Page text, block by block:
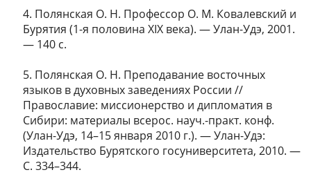
4. Полянская О. Н. Профессор О. М. Ковалевский и
Бурятия (1-я половина XIX века). ― Улан-Удэ, 2001.
― 140 с.
5. Полянская О. Н. Преподавание восточных
языков в духовных заведениях России //
Православие: миссионерство и дипломатия в
Сибири: материалы всерос. науч.-практ. конф.
(Улан-Удэ, 14–15 января 2010 г.). ― Улан-Удэ:
Издательство Бурятского госуниверситета, 2010. ―
С. 334–344.